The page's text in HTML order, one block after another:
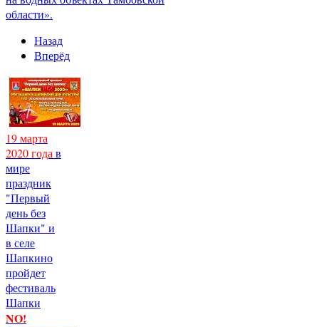
области».
Назад
Вперёд
19 марта
2020 года в
мире
праздник
"Первый
день без
Шапки" и
в селе
Шапкино
пройдет
фестиваль
Шапки
NO!